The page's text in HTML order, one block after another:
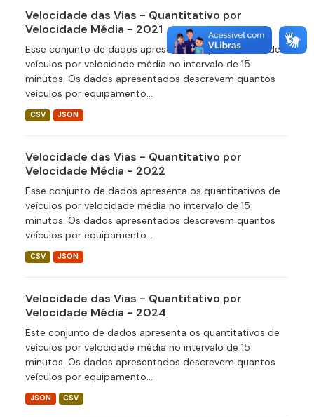
Velocidade das Vias - Quantitativo por
Velocidade Média - 2021
Esse conjunto de dados apresenta os quantitativos de
veículos por velocidade média no intervalo de 15
minutos. Os dados apresentados descrevem quantos
veículos por equipamento...
CSV JSON
Velocidade das Vias - Quantitativo por
Velocidade Média - 2022
Esse conjunto de dados apresenta os quantitativos de
veículos por velocidade média no intervalo de 15
minutos. Os dados apresentados descrevem quantos
veículos por equipamento...
CSV JSON
Velocidade das Vias - Quantitativo por
Velocidade Média - 2024
Este conjunto de dados apresenta os quantitativos de
veículos por velocidade média no intervalo de 15
minutos. Os dados apresentados descrevem quantos
veículos por equipamento...
JSON CSV